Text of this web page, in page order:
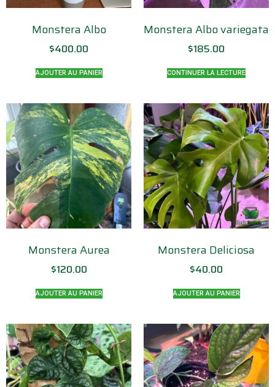
Monstera Albo
$400.00
AJOUTER AU PANIER
Monstera Albo variegata
$185.00
CONTINUER LA LECTURE
Monstera Aurea
$120.00
AJOUTER AU PANIER
Monstera Deliciosa
$40.00
AJOUTER AU PANIER